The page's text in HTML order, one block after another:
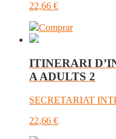
22,66 €
Comprar
ITINERARI
A ADULTS 2
SECRETARIAT
22,66 €